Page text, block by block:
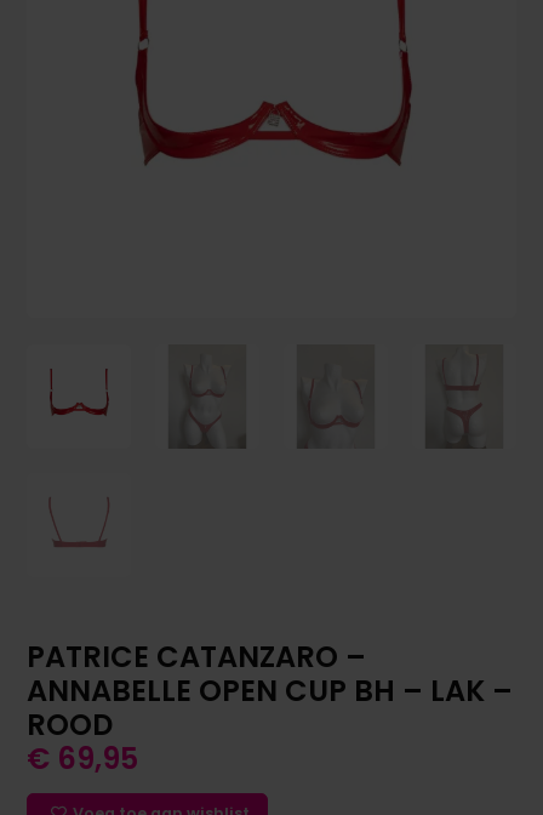
PATRICE CATANZARO –
ANNABELLE OPEN CUP BH – LAK –
ROOD
€ 69,95